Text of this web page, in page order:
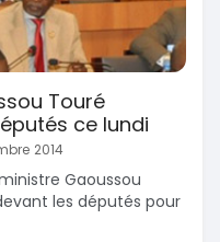
Touré
ce lundi
2014
Gaoussou
les députés pour